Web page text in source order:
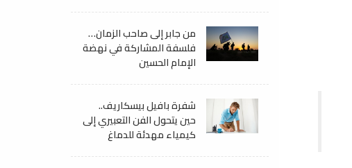
من جابر إلى صاحب الزمان…
فلسفة المشاركة في نهضة
الإمام الحسين
شفرة بافيل بيسكاريف..
حين يتحول الفن التعبيري إلى
كيمياء مهدئة للدماغ